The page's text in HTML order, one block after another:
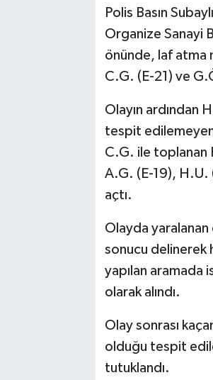
Polis Basın
Organize Sanayi
önünde, laf atma
C.G. (E-21) ve
Olayın ardından
tespit edilemeyen
C.G. ile toplanan
A.G. (E-19), H.U.
açtı.
Olayda yaralanan
sonucu delinerek
yapılan aramada
olarak alındı.
Olay sonrası
olduğu tespit
tutuklandı.